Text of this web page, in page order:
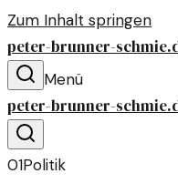
Zum Inhalt springen
peter-brunner-
Menü
peter-brunner-
01Politik